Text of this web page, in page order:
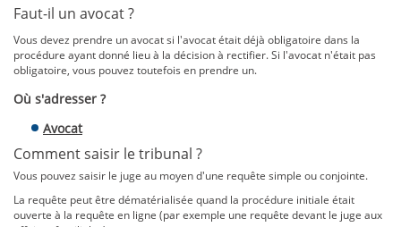
Faut-il un avocat ?
Vous devez prendre un avocat si l'avocat était déjà obligatoire dans la
procédure ayant donné lieu à la décision à rectifier. Si l'avocat n'était pas
obligatoire, vous pouvez toutefois en prendre un.
Où s'adresser ?
Avocat
Comment saisir le tribunal ?
Vous pouvez saisir le juge au moyen d'une requête simple ou conjointe.
La requête peut être dématérialisée quand la procédure initiale était
ouverte à la requête en ligne (par exemple une requête devant le juge aux